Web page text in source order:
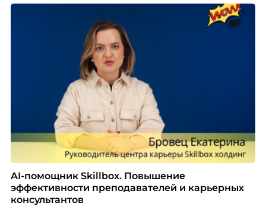
AI-помощник Skillbox. Повышение
эффективности преподавателей и карьерных
консультантов